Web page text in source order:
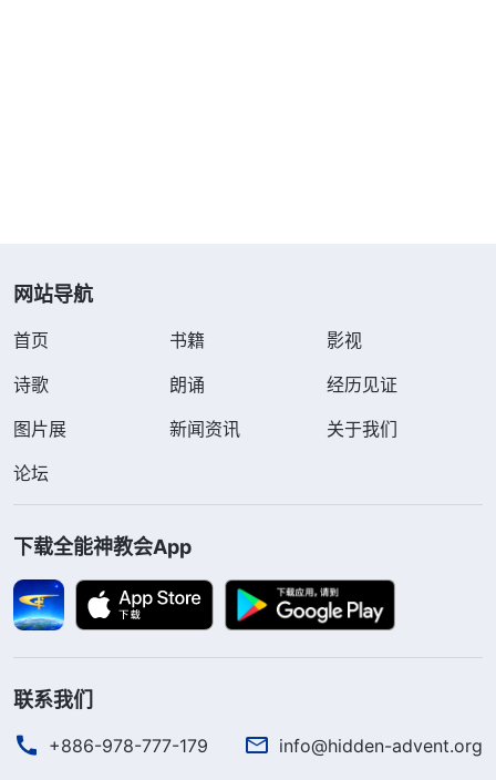
网站导航
首页 书籍
影视
诗歌
朗诵
经历见证
图片展
新闻资讯
关于我们
论坛
下载全能神教会App
联系我们
+886-978-777-179 info@hidden-advent.org